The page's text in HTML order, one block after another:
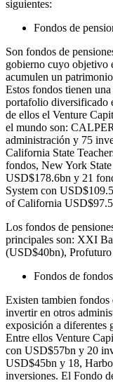
siguientes:
Fondos de
Son fondos de
gobierno cuyo objetivo
acumulen un
Estos fondos tienen
portafolio diversificado
de ellos el Venture
el mundo son:
administración y 75
California State
fondos, New York
USD$178.6bn y 21
System con
of California
Los fondos de
principales son: XXI
(USD$40bn),
Fondos de
Existen tambien fondos
invertir en otros
exposición a diferentes
Entre ellos Venture
con USD$57bn y 20
USD$45bn y 18,
inversiones. El Fondo